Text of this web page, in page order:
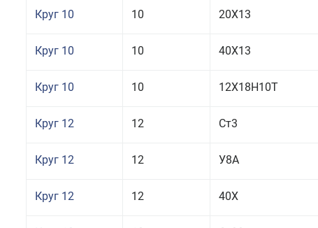
Круг 10 10 20Х13
Круг 10 10 40Х13
Круг 10 10 12Х18Н10Т
Круг 12 12 Ст3
Круг 12 12 У8А
Круг 12 12 40Х